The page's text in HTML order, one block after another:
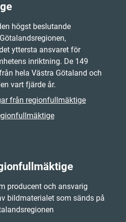
högst beslutande
yttersta ansvaret för
inriktning. De 149
hela Västra Götaland och
vart fjärde år.
från regionfullmäktige
producent och ansvarig
bildmaterialet som sänds på